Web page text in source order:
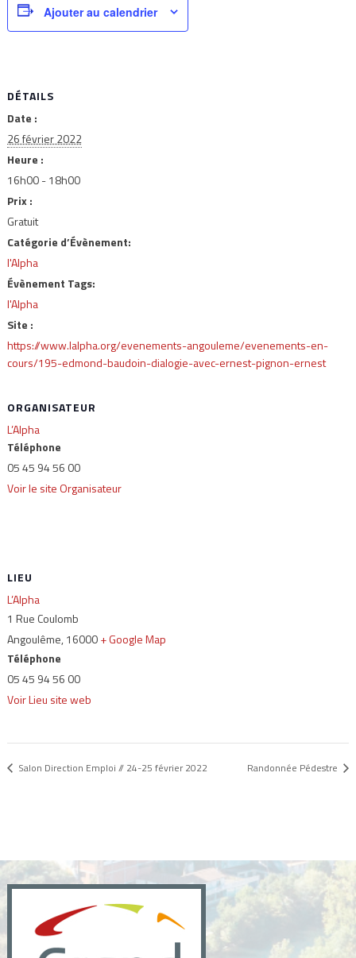
Ajouter au calendrier
DÉTAILS
Date :
26 février 2022
Heure :
16h00 - 18h00
Prix :
Gratuit
Catégorie d’Évènement:
l'Alpha
Évènement Tags:
l'Alpha
Site :
https://www.lalpha.org/evenements-angouleme/evenements-en-
cours/195-edmond-baudoin-dialogie-avec-ernest-pignon-ernest
ORGANISATEUR
L’Alpha
Téléphone
05 45 94 56 00
Voir le site Organisateur
LIEU
L’Alpha
1 Rue Coulomb
Angoulême,16000+ Google Map
Téléphone
05 45 94 56 00
Voir Lieu site web
Salon Direction Emploi // 24-25 février 2022 Randonnée Pédestre